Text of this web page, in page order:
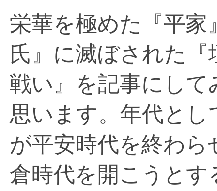
栄華を極めた『平家
氏』に滅ぼされた『
戦い』を記事にして
思います。年代と
が平安時代を終わ
倉時代を開こうと